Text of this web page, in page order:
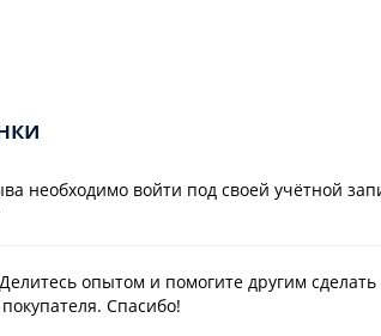
необходимо войти под своей учётной
опытом и помогите другим
Спасибо!